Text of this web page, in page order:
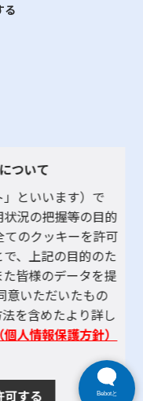
る
ついて
といいます）で
況の把握等の目的
てのクッキーを許可
、上記の目的のた
皆様のデータを提
意いただいたもの
を含めたより詳し
人情報保護方針）
可する
Bebotと